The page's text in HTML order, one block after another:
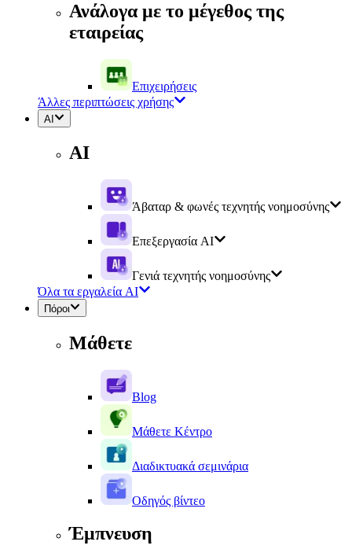
Ανάλογα με το μέγεθος της
εταιρείας
Επιχειρήσεις
Άλλες περιπτώσεις χρήσης
AI
AI
Άβαταρ & φωνές τεχνητής νοημοσύνης
Επεξεργασία AI
Γενιά τεχνητής νοημοσύνης
Όλα τα εργαλεία AI
Πόροι
Μάθετε
Blog
Μάθετε Κέντρο
Διαδικτυακά σεμινάρια
Οδηγός βίντεο
Έμπνευση